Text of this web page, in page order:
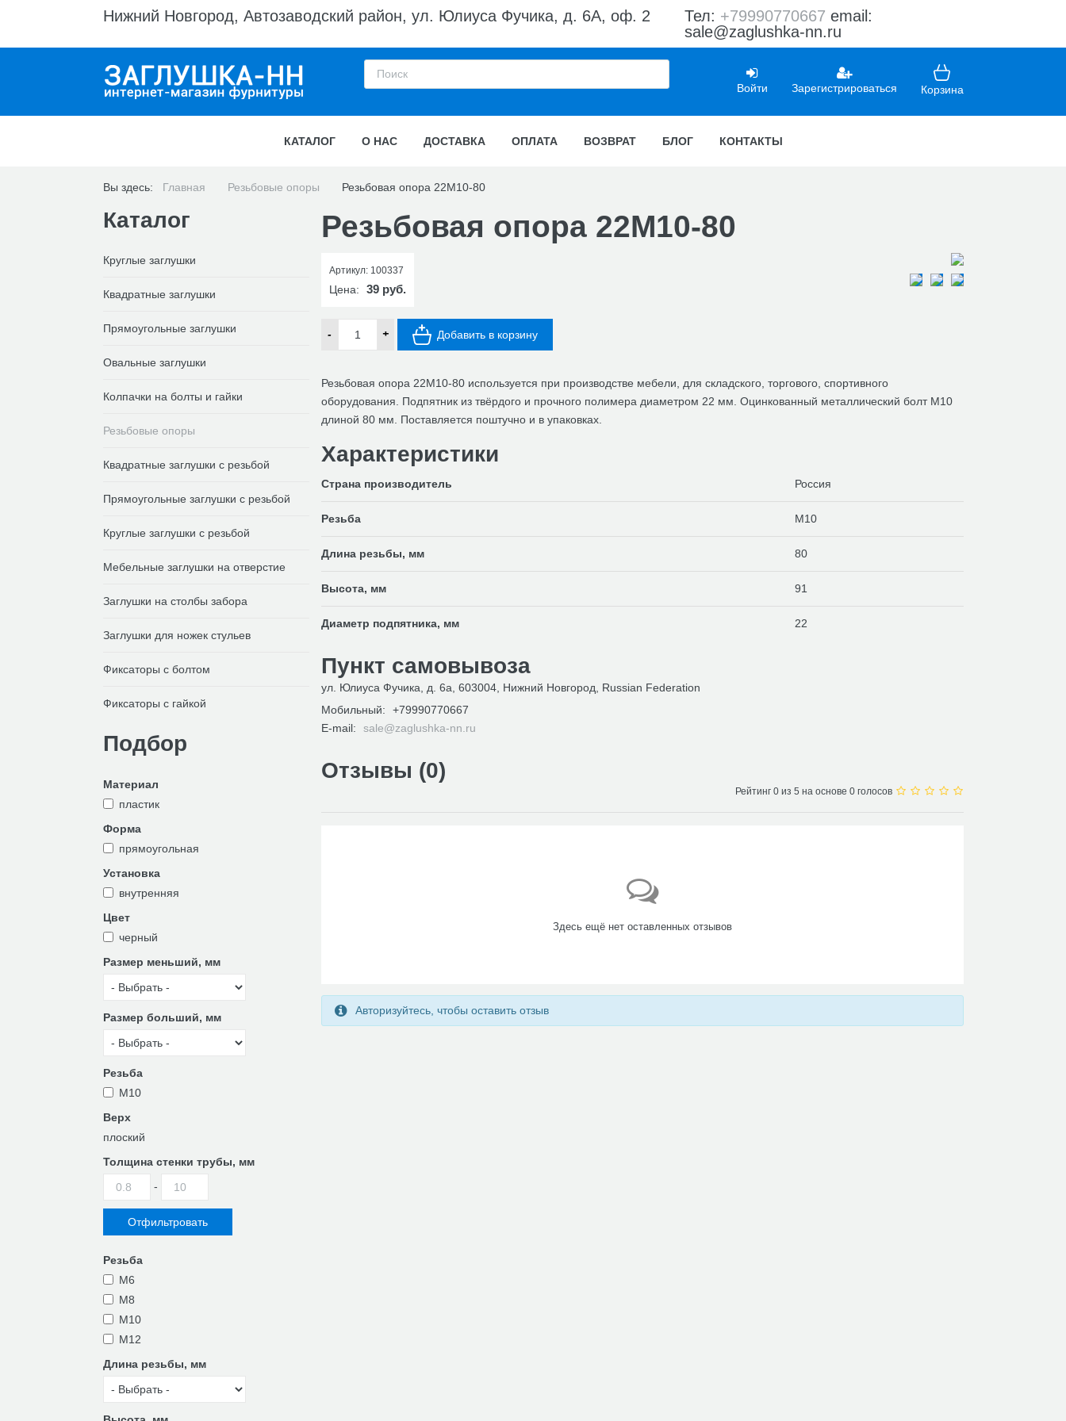
Нижний Новгород, Автозаводский район, ул. Юлиуса Фучика, д. 6А, оф. 2 Тел: +79990770667 email:
sale@zaglushka-nn.ru
Войти Зарегистрироваться Корзина
КАТАЛОГ О НАС ДОСТАВКА ОПЛАТА ВОЗВРАТ БЛОГ КОНТАКТЫ
Вы здесь: Главная Резьбовые опоры Резьбовая опора 22М10-80
Резьбовая опора 22М10-80
Артикул: 100337
Цена: 39 руб.
- + Добавить в корзину
Резьбовая опора 22М10-80 используется при производстве мебели, для складского, торгового, спортивного
оборудования. Подпятник из твёрдого и прочного полимера диаметром 22 мм. Оцинкованный металлический болт М10
длиной 80 мм. Поставляется поштучно и в упаковках.
Характеристики
Страна производитель Россия
Резьба M10
Длина резьбы, мм 80
Высота, мм 91
Диаметр подпятника, мм 22
Пункт самовывоза
ул. Юлиуса Фучика, д. 6а, 603004, Нижний Новгород, Russian Federation
Мобильный:
+79990770667
E-mail:
sale@zaglushka-nn.ru
Отзывы (0)
Рейтинг 0 из 5 на основе 0 голосов
Здесь ещё нет оставленных отзывов
Авторизуйтесь, чтобы оставить отзыв
Каталог
Круглые заглушки
Квадратные заглушки
Прямоугольные заглушки
Овальные заглушки
Колпачки на болты и гайки
Резьбовые опоры
Квадратные заглушки с резьбой
Прямоугольные заглушки с резьбой
Круглые заглушки с резьбой
Мебельные заглушки на отверстие
Заглушки на столбы забора
Заглушки для ножек стульев
Фиксаторы с болтом
Фиксаторы с гайкой
Подбор
Материал
пластик
Форма
прямоугольная
Установка
внутренняя
Цвет
черный
Размер меньший, мм
Размер больший, мм
Резьба
М10
Верх
плоский
Толщина стенки трубы, мм
-
Резьба
M6
M8
M10
М12
Длина резьбы, мм